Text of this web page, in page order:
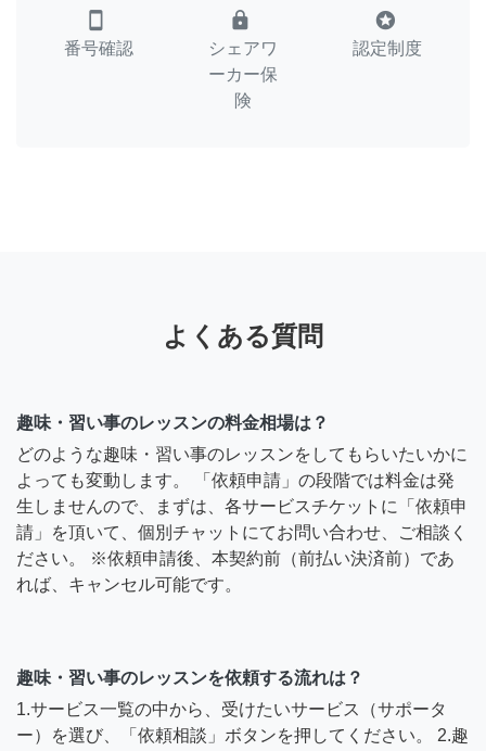
smartphone
番号確認
lock
シェアワ
ーカー保
険
stars
認定制度
よくある質問
趣味・習い事のレッスンの料金相場は？
どのような趣味・習い事のレッスンをしてもらいたいかに
よっても変動します。 「依頼申請」の段階では料金は発
生しませんので、まずは、各サービスチケットに「依頼申
請」を頂いて、個別チャットにてお問い合わせ、ご相談く
ださい。 ※依頼申請後、本契約前（前払い決済前）であ
れば、キャンセル可能です。
趣味・習い事のレッスンを依頼する流れは？
1.サービス一覧の中から、受けたいサービス（サポータ
ー）を選び、「依頼相談」ボタンを押してください。 2.趣